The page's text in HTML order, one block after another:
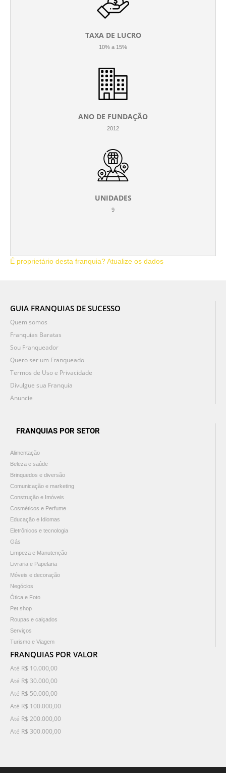
TAXA DE LUCRO
10% a 15%
ANO DE FUNDAÇÃO
2012
UNIDADES
9
É proprietário desta franquia? Atualize os dados
GUIA FRANQUIAS DE SUCESSO
Quem somos
Franquias Baratas
Sou Franqueador
Quero ser um Franqueado
Termos de Uso e Privacidade
Divulgue sua Franquia
Anuncie
FRANQUIAS POR SETOR
Alimentação
Beleza e saúde
Brinquedos e diversão
Comunicação e marketing
Construção e Imóveis
Cosméticos e Perfume
Educação e Idiomas
Eletrônicos e tecnologia
Gás
Limpeza e Manutenção
Livraria e Papelaria
Móveis e decoração
Negócios
Ótica e Foto
Pet shop
Roupas e calçados
Serviços
Turismo e Viagem
FRANQUIAS POR VALOR
Até R$ 10.000,00
Até R$ 30.000,00
Até R$ 50.000,00
Até R$ 100.000,00
Até R$ 200.000,00
Até R$ 300.000,00